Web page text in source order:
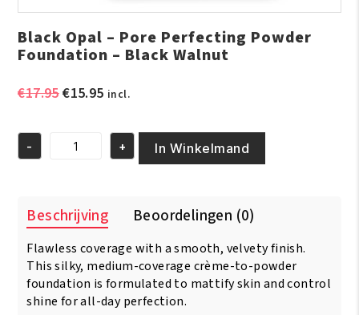
Black Opal – Pore Perfecting Powder
Foundation – Black Walnut
€17.95Oorspronkelijke
€17.95.
€15.95Huidige
is:
€15.95.
incl.
Black
Perfecting
Powder
Foundation
Black
Walnut
- + In Winkelmand
Beschrijving Beoordelingen (0)
Flawless coverage with a smooth, velvety finish.
This silky, medium-coverage crème-to-powder
foundation is formulated to mattify skin and control
shine for all-day perfection.